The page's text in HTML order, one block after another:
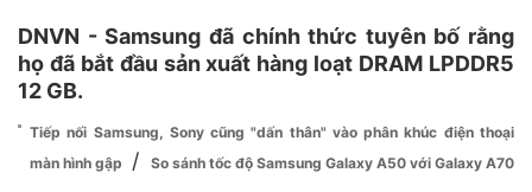
DNVN - Samsung đã chính thức tuyên bố rằng
họ đã bắt đầu sản xuất hàng loạt DRAM LPDDR5
12 GB.
Tiếp nối Samsung, Sony cũng "dấn thân" vào phân khúc điện thoại
màn hình gập
/ So sánh tốc độ Samsung Galaxy A50 với Galaxy A70